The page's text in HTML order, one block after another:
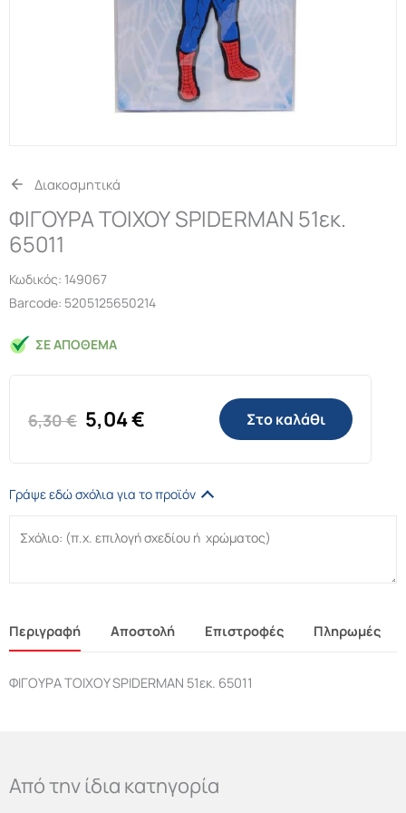
Διακοσμητικά
ΦΙΓΟΥΡΑ ΤΟΙΧΟΥ SPIDERMAN 51εκ.
65011
Κωδικός: 149067
Barcode: 5205125650214
ΣΕ ΑΠΌΘΕΜΑ
6,30€ Original
was:
6,30 €.
5,04€
τιμή
είναι:
Στο καλάθι
Γράψε εδώ σχόλια για το προϊόν
Περιγραφή Αποστολή Επιστροφές Πληρωμές
ΦΙΓΟΥΡΑ TOIXOY SPIDERMAN 51εκ. 65011
Από την ίδια κατηγορία